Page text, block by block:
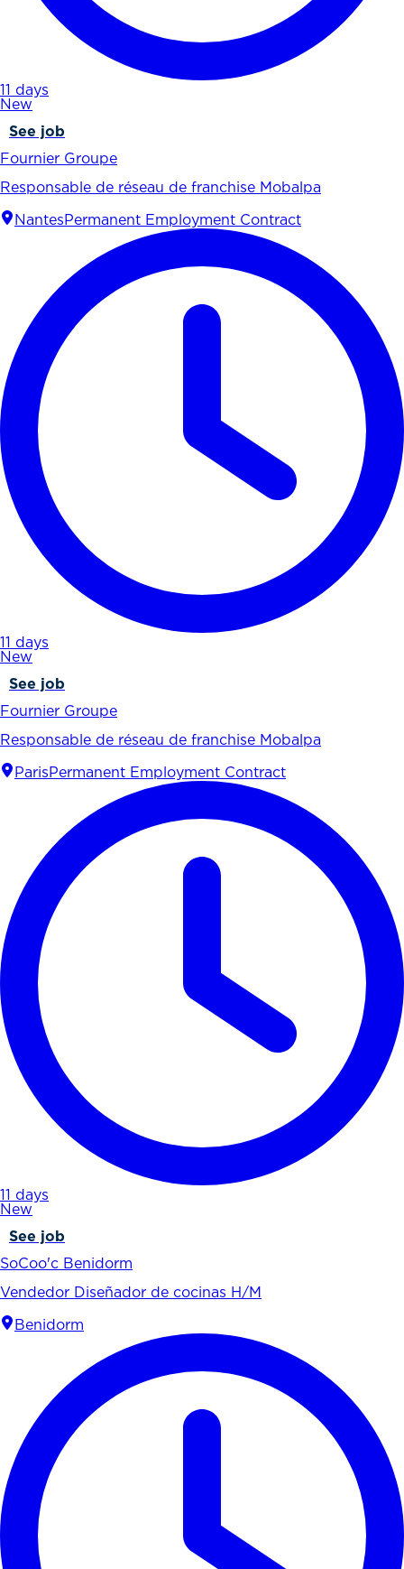
11 days
New
See job
Fournier Groupe
Responsable de réseau de franchise Mobalpa
Nantes Permanent Employment Contract
11 days
New
See job
Fournier Groupe
Responsable de réseau de franchise Mobalpa
Paris Permanent Employment Contract
11 days
New
See job
SoCoo'c Benidorm
Vendedor Diseñador de cocinas H/M
Benidorm